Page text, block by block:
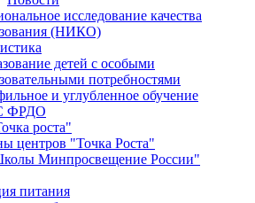
исследование качества
(НИКО)
детей с особыми
потребностями
и углубленное обучение
ФРДО
роста"
центров "Точка Роста"
Минпросвещение России"
питания